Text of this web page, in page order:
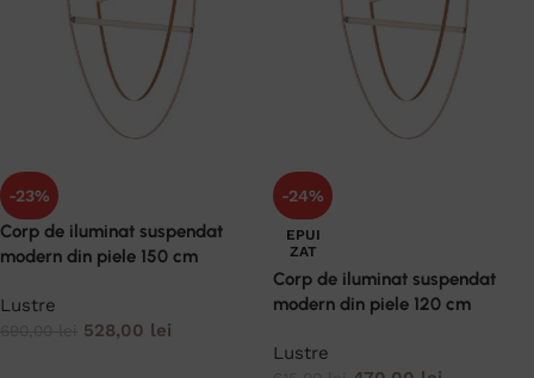
-23%
Corp de iluminat suspendat
modern din piele 150 cm
Lustre
528,00 lei
-24%
EPUI
ZAT
Corp de iluminat suspendat
modern din piele 120 cm
Lustre